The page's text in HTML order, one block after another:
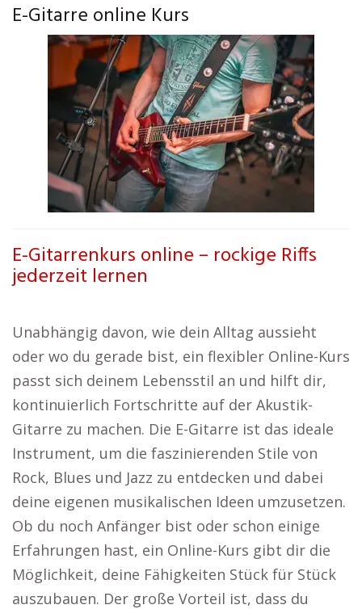
E-Gitarre online Kurs
E-Gitarrenkurs online – rockige Riffs
jederzeit lernen
Unabhängig davon, wie dein Alltag aussieht
oder wo du gerade bist, ein flexibler Online-Kurs
passt sich deinem Lebensstil an und hilft dir,
kontinuierlich Fortschritte auf der Akustik-
Gitarre zu machen. Die E-Gitarre ist das ideale
Instrument, um die faszinierenden Stile von
Rock, Blues und Jazz zu entdecken und dabei
deine eigenen musikalischen Ideen umzusetzen.
Ob du noch Anfänger bist oder schon einige
Erfahrungen hast, ein Online-Kurs gibt dir die
Möglichkeit, deine Fähigkeiten Stück für Stück
auszubauen. Der große Vorteil ist, dass du